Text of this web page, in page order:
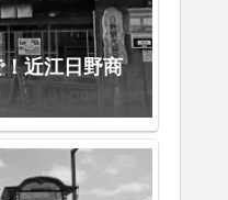
近江日野商